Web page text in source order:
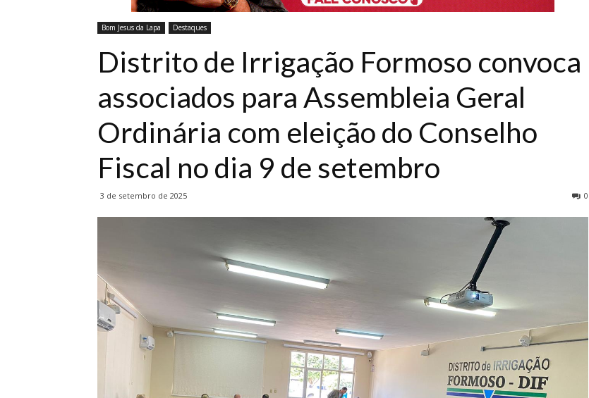
Bom Jesus da Lapa Destaques
Distrito de Irrigação Formoso convoca
associados para Assembleia Geral
Ordinária com eleição do Conselho
Fiscal no dia 9 de setembro
3 de setembro de 2025 0